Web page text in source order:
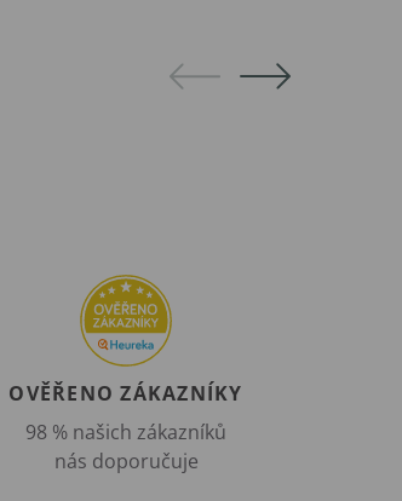
OVĚŘENO ZÁKAZNÍKY
98 % našich zákazníků
nás doporučuje